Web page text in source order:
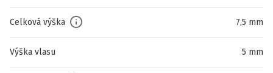
Celková výška 7,5 mm
Výška vlasu 5 mm